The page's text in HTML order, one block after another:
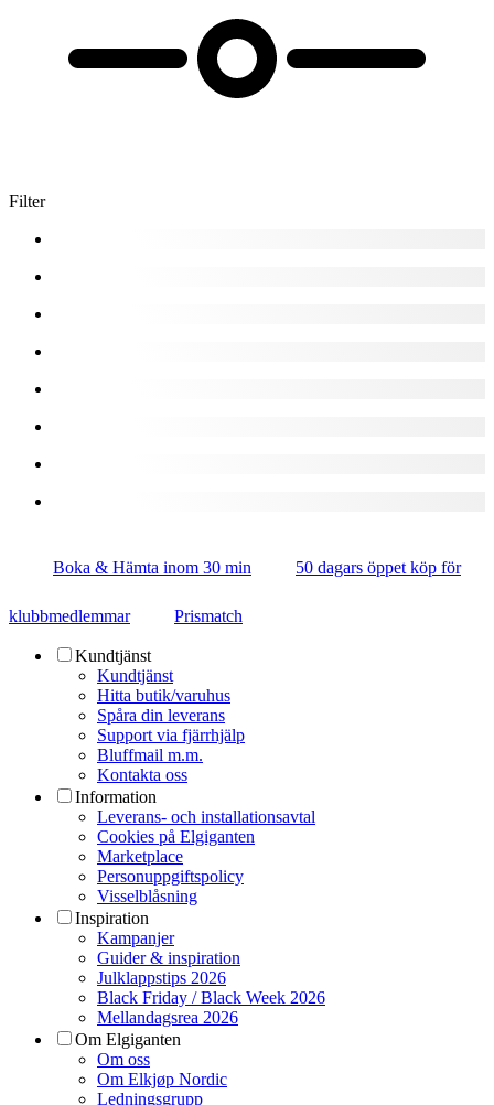
Filter
Boka & Hämta inom 30 min 50 dagars öppet köp för
klubbmedlemmar Prismatch
Kundtjänst
Kundtjänst
Hitta butik/varuhus
Spåra din leverans
Support via fjärrhjälp
Bluffmail m.m.
Kontakta oss
Information
Leverans- och installationsavtal
Cookies på Elgiganten
Marketplace
Personuppgiftspolicy
Visselblåsning
Inspiration
Kampanjer
Guider & inspiration
Julklappstips 2026
Black Friday / Black Week 2026
Mellandagsrea 2026
Om Elgiganten
Om oss
Om Elkjøp Nordic
Ledningsgrupp